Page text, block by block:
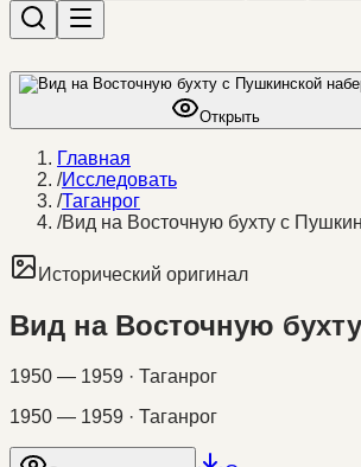
Открыть
Главная
/Исследовать
/Таганрог
/Вид на Восточную бухту с
Исторический оригинал
Вид на Восточную
1950 — 1959 · Таганрог
1950 — 1959 · Таганрог